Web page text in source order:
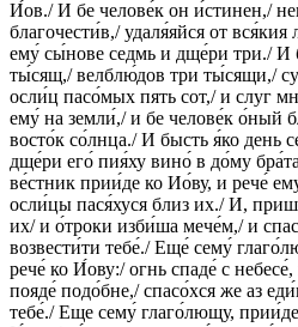
И́ов./ И бе челове́к он и́стинен,/
благочести́в,/ удаля́яйся от
ему́ сы́нове седмь и дще́ри три./ И
ты́сящ,/ велблю́дов три ты́сящи,/
осли́ц пасо́мых пять сот,/ и слуг
ему́ на земли́,/ и бе челове́к о́ный
восто́к со́лнца./ И бысть я́ко день
дще́ри его́ пия́ху вино́ в до́му
ве́стник прии́де ко Ио́ву, и рече́
осли́цы пася́хуся близ их./ И,
их/ и о́троки изби́ша мече́м,/ и
возвести́ти тебе́./ Еще́ сему́
рече́ ко И́ову:/ огнь спаде́ с
пояде́ подо́бне,/ спасо́хся же аз
тебе́./ Еще сему́ глаго́лющу,